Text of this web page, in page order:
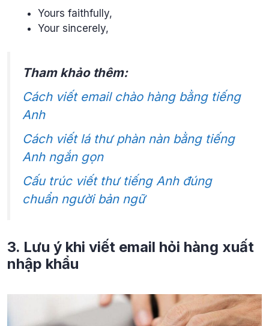
Yours faithfully,
Your sincerely,
Tham khảo thêm:
Cách viết email chào hàng bằng tiếng
Anh
Cách viết lá thư phàn nàn bằng tiếng
Anh ngắn gọn
Cấu trúc viết thư tiếng Anh đúng
chuẩn người bản ngữ
3. Lưu ý khi viết email hỏi hàng xuất
nhập khẩu